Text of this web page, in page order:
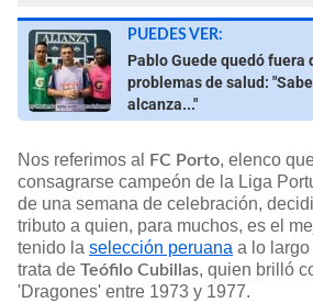
PUEDES VER:
Pablo Guede quedó fuera
problemas de salud:
alcanza..."
Nos referimos al FC Porto, elenco
consagrarse campeón de la Liga
de una semana de celebración,
tributo a quien, para muchos, es el
tenido la selección peruana a lo
trata de Teófilo Cubillas, quien brilló
'Dragones' entre 1973 y 1977.